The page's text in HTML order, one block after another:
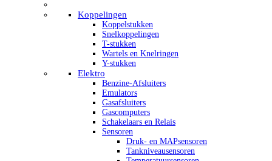
Koppelingen
Koppelstukken
Snelkoppelingen
T-stukken
Wartels en Knelringen
Y-stukken
Elektro
Benzine-Afsluiters
Emulators
Gasafsluiters
Gascomputers
Schakelaars en Relais
Sensoren
Druk- en MAPsensoren
Tankniveausensoren